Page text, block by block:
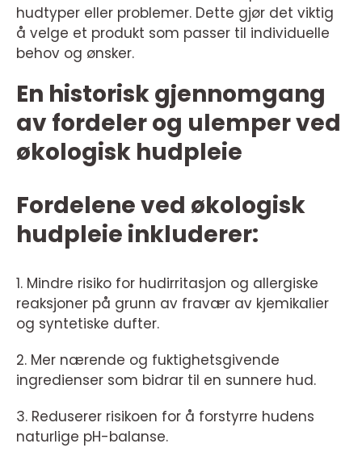
hudtyper eller problemer. Dette gjør det viktig
å velge et produkt som passer til individuelle
behov og ønsker.
En historisk gjennomgang
av fordeler og ulemper ved
økologisk hudpleie
Fordelene ved økologisk
hudpleie inkluderer:
1. Mindre risiko for hudirritasjon og allergiske
reaksjoner på grunn av fravær av kjemikalier
og syntetiske dufter.
2. Mer nærende og fuktighetsgivende
ingredienser som bidrar til en sunnere hud.
3. Reduserer risikoen for å forstyrre hudens
naturlige pH-balanse.